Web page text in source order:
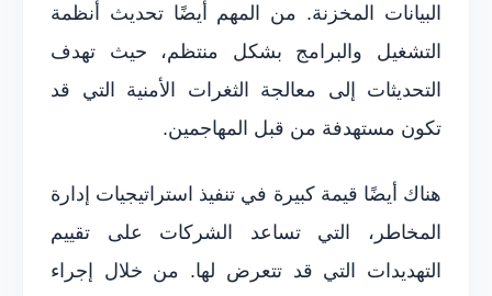
البيانات المخزنة. من المهم أيضًا تحديث أنظمة
التشغيل والبرامج بشكل منتظم، حيث تهدف
التحديثات إلى معالجة الثغرات الأمنية التي قد
تكون مستهدفة من قبل المهاجمين.
هناك أيضًا قيمة كبيرة في تنفيذ استراتيجيات إدارة
المخاطر، التي تساعد الشركات على تقييم
التهديدات التي قد تتعرض لها. من خلال إجراء